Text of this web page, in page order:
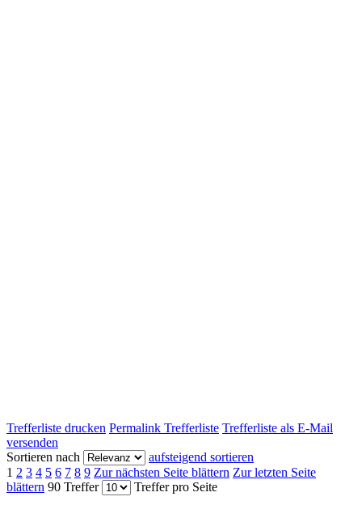
Trefferliste drucken Permalink Trefferliste Trefferliste als E-Mail
versenden
Sortieren nach
aufsteigend sortieren
1 2 3 4 5 6 7 8 9 Zur nächsten Seite blättern Zur letzten Seite
blättern 90 Treffer Treffer pro Seite